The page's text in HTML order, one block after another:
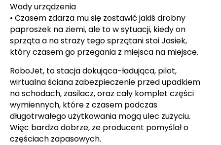
Wady urządzenia
• Czasem zdarza mu się zostawić jakiś drobny
paproszek na ziemi, ale to w sytuacji, kiedy on
sprząta a na straży tego sprzątani stoi Jasiek,
który czasem go przegania z miejsca na miejsce.
RoboJet, to stacja dokująca-ładująca, pilot,
wirtualna ściana zabezpieczenie przed upadkiem
na schodach, zasilacz, oraz cały komplet części
wymiennych, które z czasem podczas
długotrwałego użytkowania mogą ulec zużyciu.
Więc bardzo dobrze, że producent pomyślał o
częściach zapasowych.